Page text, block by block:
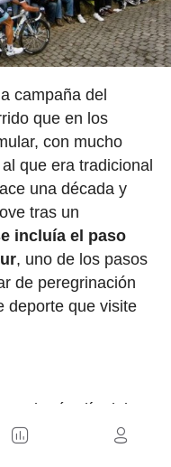
campaña del
que en los
con mucho
que era tradicional
una década y
tras un
incluía el paso
, uno de los pasos
de peregrinación
deporte que visite
el grán día del
Tour de Flandes,